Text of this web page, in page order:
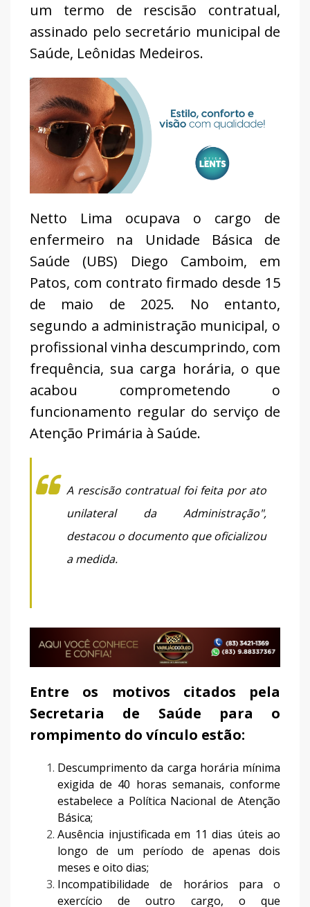
um termo de rescisão contratual,
assinado pelo secretário municipal de
Saúde, Leônidas Medeiros.
Netto Lima ocupava o cargo de
enfermeiro na Unidade Básica de
Saúde (UBS) Diego Camboim, em
Patos, com contrato firmado desde 15
de maio de 2025. No entanto,
segundo a administração municipal, o
profissional vinha descumprindo, com
frequência, sua carga horária, o que
acabou comprometendo o
funcionamento regular do serviço de
Atenção Primária à Saúde.
A rescisão contratual foi feita por ato
unilateral da Administração",
destacou o documento que oficializou
a medida.
Entre os motivos citados pela
Secretaria de Saúde para o
rompimento do vínculo estão:
Descumprimento da carga horária mínima
exigida de 40 horas semanais, conforme
estabelece a Política Nacional de Atenção
Básica;
Ausência injustificada em 11 dias úteis ao
longo de um período de apenas dois
meses e oito dias;
Incompatibilidade de horários para o
exercício de outro cargo, o que